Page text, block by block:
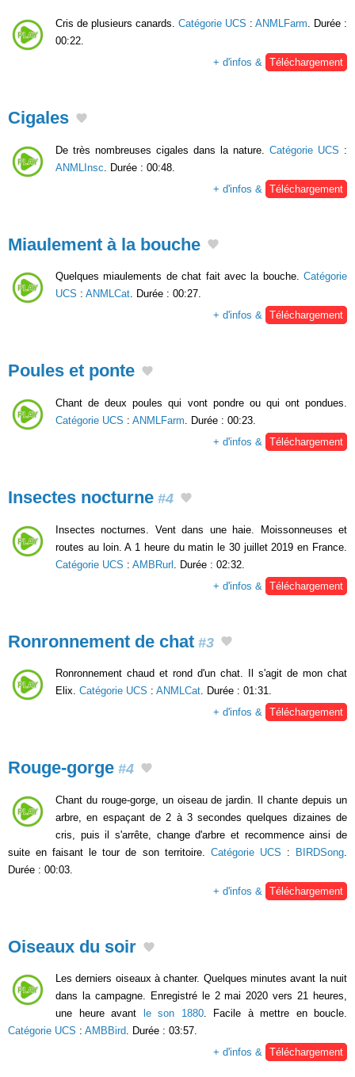
Cris de plusieurs canards. Catégorie UCS : ANMLFarm . Durée :
00:22.
+ d'infos &
Téléchargement
Cigales
De très nombreuses cigales dans la nature. Catégorie UCS :
ANMLInsc . Durée : 00:48.
+ d'infos &
Téléchargement
Miaulement à la bouche
Quelques miaulements de chat fait avec la bouche. Catégorie
UCS : ANMLCat. Durée : 00:27.
+ d'infos & Téléchargement
Poules et ponte
Chant de deux poules qui vont pondre ou qui ont pondues.
Catégorie UCS : ANMLFarm . Durée : 00:23.
+ d'infos &
Téléchargement
Insectes nocturne #4
Insectes nocturnes. Vent dans une haie. Moissonneuses et
routes au loin. A 1 heure du matin le 30 juillet 2019 en France.
Catégorie UCS : AMBRurl . Durée : 02:32.
+ d'infos &
Téléchargement
Ronronnement de chat #3
Ronronnement chaud et rond d'un chat. Il s'agit de mon chat
Elix. Catégorie UCS : ANMLCat. Durée : 01:31.
+ d'infos & Téléchargement
Rouge-gorge #4
Chant du rouge-gorge, un oiseau de jardin. Il chante depuis un
arbre, en espaçant de 2 à 3 secondes quelques dizaines de
cris, puis il s'arrête, change d'arbre et recommence ainsi de
suite en faisant le tour de son territoire. Catégorie UCS : BIRDSong
Durée : 00:03.
+ d'infos &
Téléchargement
Oiseaux du soir
Les derniers oiseaux à chanter. Quelques minutes avant la nuit
dans la campagne. Enregistré le 2 mai 2020 vers 21 heures,
une heure avant
le son 1880. Facile à mettre en boucle.
Catégorie UCS : AMBBird. Durée : 03:57.
+ d'infos & Téléchargement